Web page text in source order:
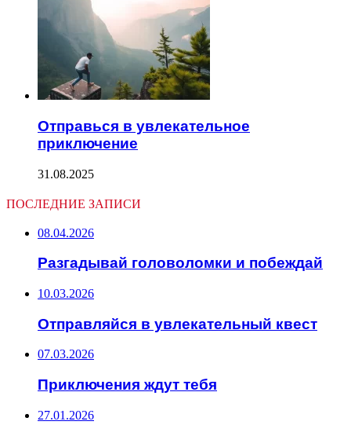
Отправься в увлекательное
приключение
31.08.2025
ПОСЛЕДНИЕ ЗАПИСИ
08.04.2026
Разгадывай головоломки и побеждай
10.03.2026
Отправляйся в увлекательный квест
07.03.2026
Приключения ждут тебя
27.01.2026